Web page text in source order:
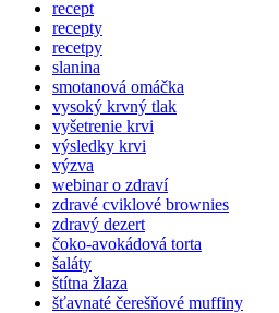
recept
recepty
recetpy
slanina
smotanová omáčka
vysoký krvný tlak
vyšetrenie krvi
výsledky krvi
výzva
webinar o zdraví
zdravé cviklové brownies
zdravý dezert
čoko-avokádová torta
šaláty
štítna žlaza
šťavnaté čerešňové muffiny